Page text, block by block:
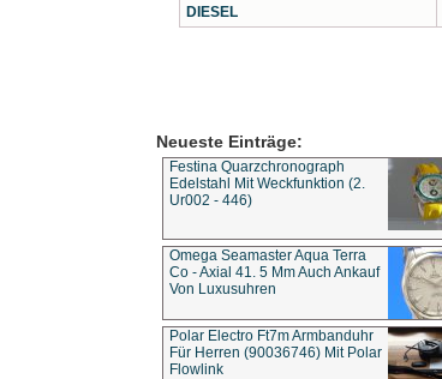
DIESEL
Neueste Einträge:
Festina Quarzchronograph
Edelstahl Mit Weckfunktion (2.
Ur002 - 446)
Omega Seamaster Aqua Terra
Co - Axial 41. 5 Mm Auch Ankauf
Von Luxusuhren
Polar Electro Ft7m Armbanduhr
Für Herren (90036746) Mit Polar
Flowlink